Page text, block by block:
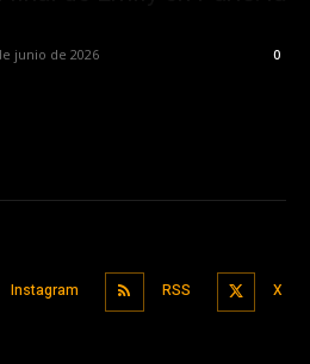
junio de 2026 0
Instagram RSS X